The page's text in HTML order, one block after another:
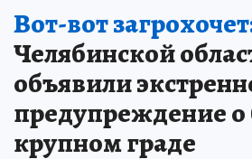
Вот-вот
Челябинской
объявили
предупреждение о
крупном граде